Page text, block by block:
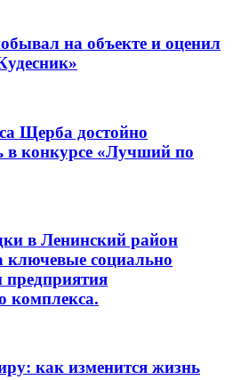
на объекте и оценил
Щерба достойно
в конкурсе «Лучший по
в Ленинский район
ключевые социально
комплекса.
как изменится жизнь